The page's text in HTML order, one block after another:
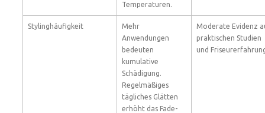
Temperaturen.
Stylinghäufigkeit
Mehr
Anwendungen
bedeuten
kumulative
Schädigung.
Regelmäßiges
tägliches Glätten
erhöht das Fade-
Moderate Evidenz
praktischen Studien
und